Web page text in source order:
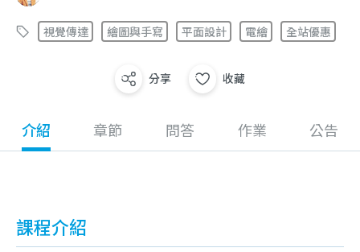
視覺傳達 繪圖與手寫 平面設計 電繪 全站優惠
分享 收藏
介紹 章節 問答 作業 公告
課程介紹